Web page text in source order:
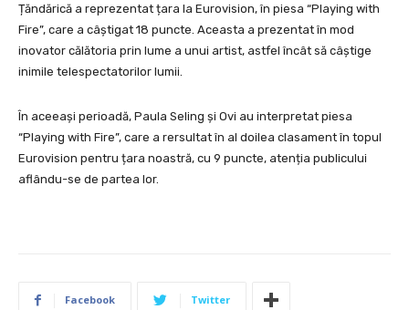
Țăndărică a reprezentat țara la Eurovision, în piesa “Playing with
Fire”, care a câștigat 18 puncte. Aceasta a prezentat în mod
inovator călătoria prin lume a unui artist, astfel încât să câștige
inimile telespectatorilor lumii.
În aceeași perioadă, Paula Seling și Ovi au interpretat piesa
“Playing with Fire”, care a rersultat în al doilea clasament în topul
Eurovision pentru țara noastră, cu 9 puncte, atenția publicului
aflându-se de partea lor.
Facebook Twitter